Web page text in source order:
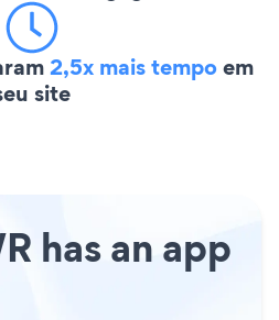
2,5x mais tempoem
site
has an app